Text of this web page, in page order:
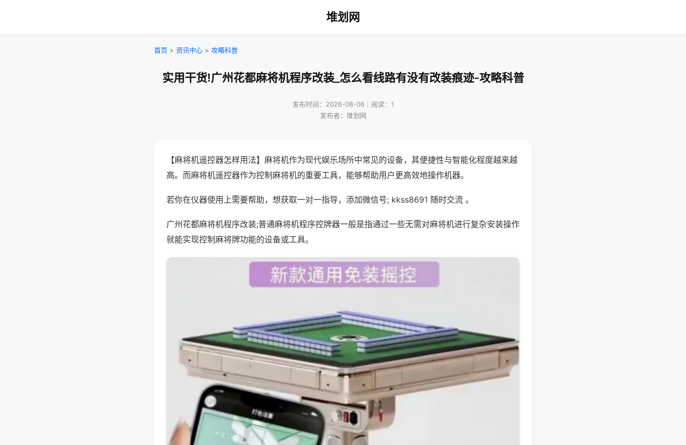
堆划网
首页 > 资讯中心 > 攻略科普
实用干货!广州花都麻将机程序改装_怎么看线路有没有改装痕迹-攻略科普
发布时间：2026-08-06｜阅读：1
发布者：堆划网
【麻将机遥控器怎样用法】麻将机作为现代娱乐场所中常见的设备，其便捷性与智能化程度越来越
高。而麻将机遥控器作为控制麻将机的重要工具，能够帮助用户更高效地操作机器。
若你在仪器使用上需要帮助，想获取一对一指导，添加微信号; kkss8691 随时交流 。
广州花都麻将机程序改装;普通麻将机程序控牌器一般是指通过一些无需对麻将机进行复杂安装操作
就能实现控制麻将牌功能的设备或工具。